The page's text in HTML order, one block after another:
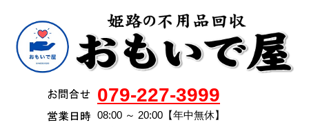
079-227-3999
08:00 ～ 20:00【年中無休】